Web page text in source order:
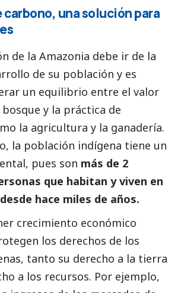
carbono, una solución para
de la Amazonia debe ir de la
de su población y es
un equilibrio entre el valor
bosque y la práctica de
la agricultura y la ganadería.
la población indígena tiene un
pues son más de 2
que habitan y viven en
hace miles de años.
crecimiento económico
los derechos de los
tanto su derecho a la tierra
a los recursos. Por ejemplo,